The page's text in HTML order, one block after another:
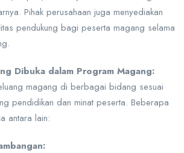
Pihak perusahaan juga menyediakan
pendukung bagi peserta magang selama
Dibuka dalam Program Magang:
magang di berbagai bidang sesuai
pendidikan dan minat peserta. Beberapa
antara lain: